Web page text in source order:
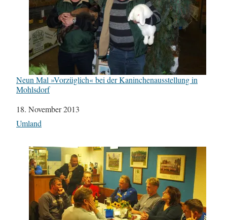
Neun Mal »Vorzüglich« bei der Kaninchenausstellung in
Mohlsdorf
Datum
18. November 2013
In Bezug auf
Umland